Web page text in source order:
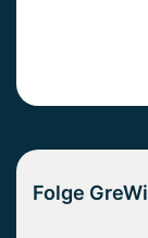
Folge GreWi